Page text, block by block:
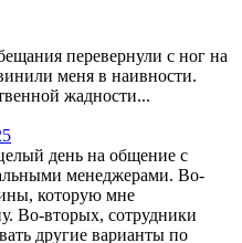
перевернули с ног на
меня в наивности.
жадности...
день на общение с
менеджерами. Во-
которую мне
Во-вторых, сотрудники
другие варианты по